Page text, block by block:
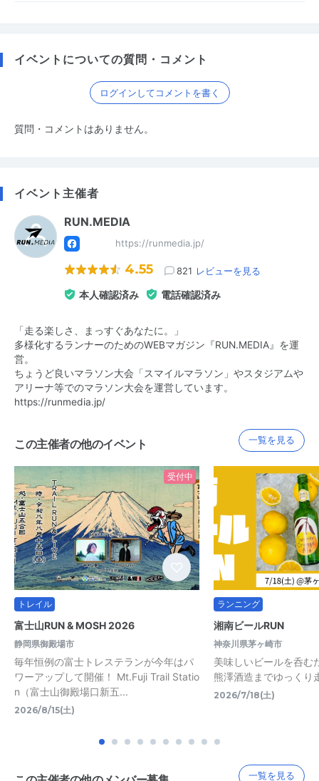
イベントについての質問・コメント
ログインしてコメントを書く
質問・コメントはありません。
イベント主催者
RUN.MEDIA
https://runmedia.jp/
4.55 821 レビューを見る
本人確認済み 電話確認済み
「走る楽しさ、まっすぐあなたに。」
多様化するランナーのためのWEBマガジン『RUN.MEDIA』を運
営。
ちょうど良いマラソン大会「スマイルマラソン」やスタジアムや
アリーナ等でのマラソン大会を運営しています。
https://runmedia.jp/
この主催者の他のイベント 一覧を見る
受付中
トレイル
富士山RUN & MOSH 2026
静岡県御殿場市
毎年恒例の富士トレステランが今年はパ
ワーアップして開催！ Mt.Fuji Trail Statio
n（富士山御殿場口新五...
2026/8/15(土)
ランニング
湘南ビールRUN
神奈川県茅ヶ崎市
美味しいビールを呑む
熊澤酒造までゆっくり
2026/7/18(土)
一覧を見る